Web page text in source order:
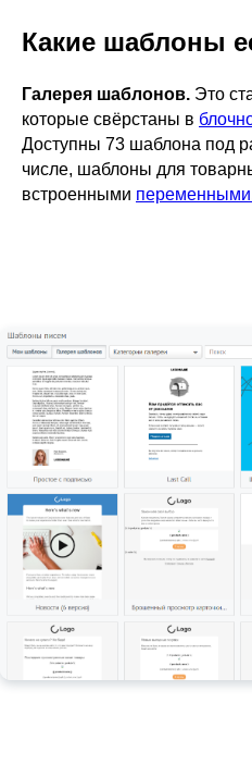
Какие шаблоны
Галерея шаблонов. Это
которые свёрстаны в
Доступны 73 шаблона под
числе, шаблоны для
встроенными